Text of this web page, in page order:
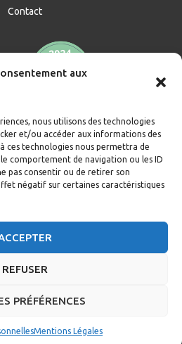
aux
nous utilisons des technologies
et/ou accéder aux informations des
ces technologies nous permettra de
comportement de navigation ou les ID
pas consentir ou de retirer son
négatif sur certaines caractéristiques
REFUSER
PRÉFÉRENCES
Mentions Légales
Contact
Des Ours - Tous droits réservés
& Table d'hôtes - Les Fins - Haut